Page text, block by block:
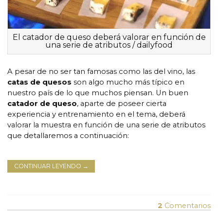
El catador de queso deberá valorar en función de
una serie de atributos / dailyfood
A pesar de no ser tan famosas como las del vino, las
catas de quesos son algo mucho más típico en
nuestro país de lo que muchos piensan. Un buen
catador de queso, aparte de poseer cierta
experiencia y entrenamiento en el tema, deberá
valorar la muestra en función de una serie de atributos
que detallaremos a continuación:
CONTINUAR LEYENDO →
2 Comentarios